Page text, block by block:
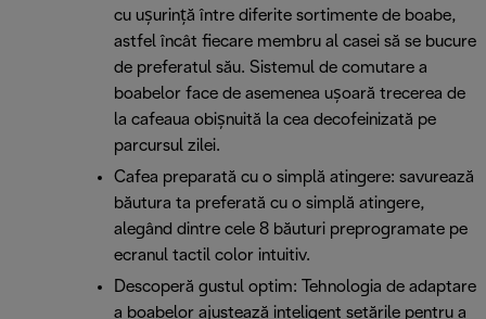
cu ușurință între diferite sortimente de boabe,
astfel încât fiecare membru al casei să se bucure
de preferatul său. Sistemul de comutare a
boabelor face de asemenea ușoară trecerea de
la cafeaua obișnuită la cea decofeinizată pe
parcursul zilei.
Cafea preparată cu o simplă atingere: savurează
băutura ta preferată cu o simplă atingere,
alegând dintre cele 8 băuturi preprogramate pe
ecranul tactil color intuitiv.
Descoperă gustul optim: Tehnologia de adaptare
a boabelor ajustează inteligent setările pentru a